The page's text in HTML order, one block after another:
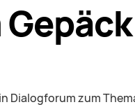
Dialogforum zum